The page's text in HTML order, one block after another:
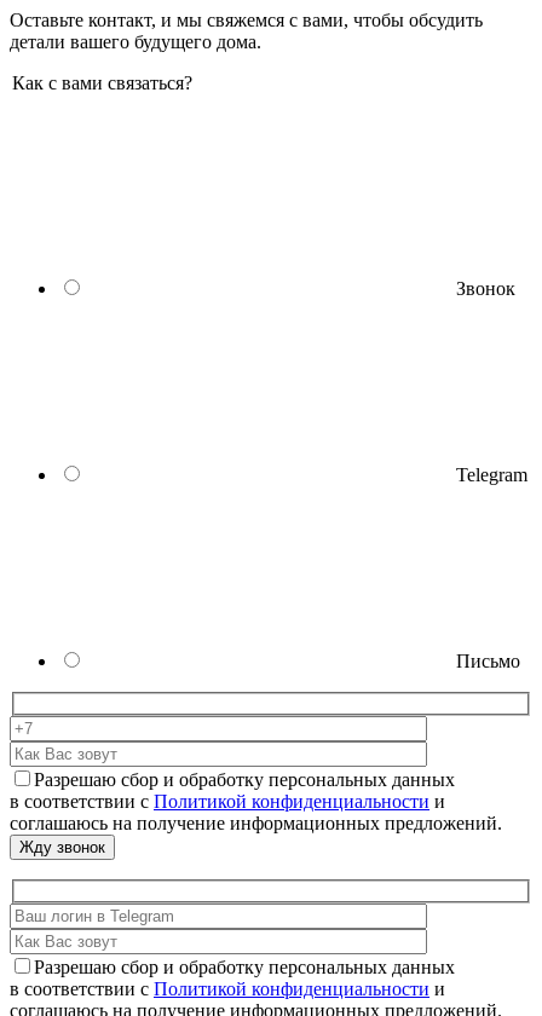
Оставьте контакт, и мы свяжемся с вами, чтобы обсудить
детали вашего будущего дома.
Как с вами связаться?
Звонок
Telegram
Письмо
Разрешаю сбор и обработку персональных данных
в соответствии с Политикой конфиденциальности и
соглашаюсь на получение информационных предложений.
Разрешаю сбор и обработку персональных данных
в соответствии с Политикой конфиденциальности и
соглашаюсь на получение информационных предложений.